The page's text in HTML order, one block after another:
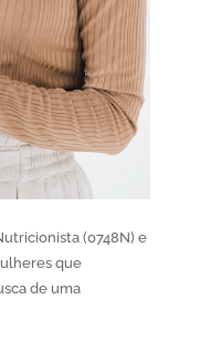
(0748N) e
que
de uma